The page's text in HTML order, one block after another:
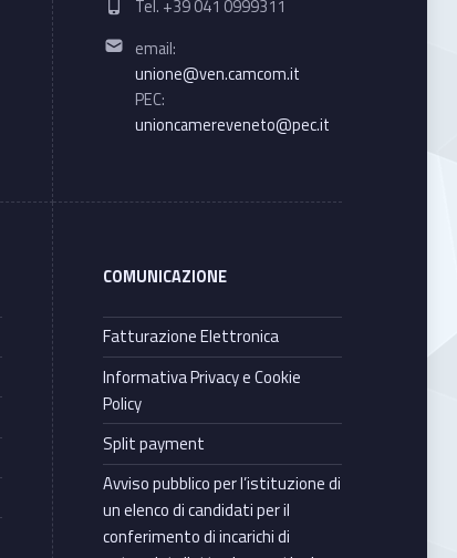
Tel. +39 041 0999311
Email address:
email:
unione@ven.camcom.it
PEC:
unioncamereveneto@pec.it
COMUNICAZIONE
Fatturazione Elettronica
Informativa Privacy e Cookie
Policy
Split payment
Avviso pubblico per l’istituzione di
un elenco di candidati per il
conferimento di incarichi di